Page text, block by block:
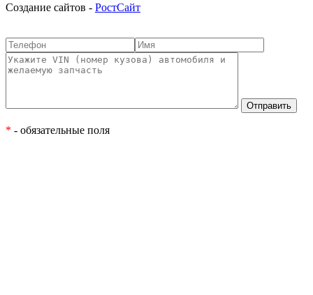
Cоздание сайтов - РостСайт
* - обязательные поля